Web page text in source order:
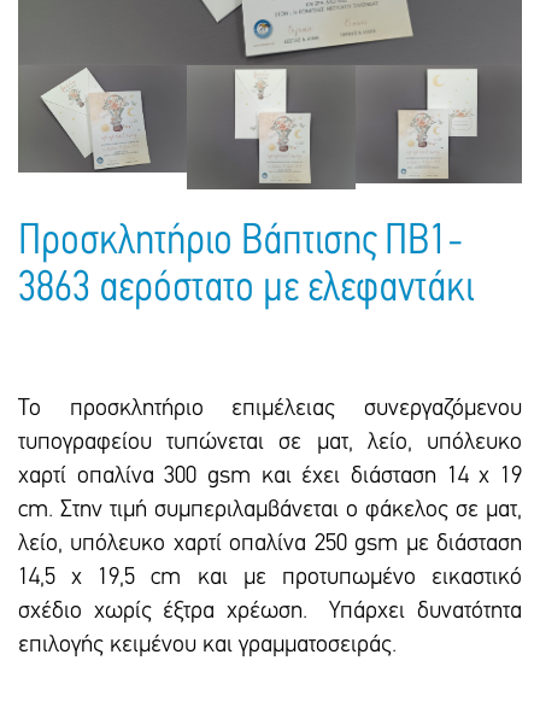
Τσάντες - Ποδιές - Ομπρέλες
Παιδικό Πάρτι
Παιδικά Είδη
Γραφική Ύλη
Είδη Γραφείου
Τετράδια - Φάκελοι
Προσκλητήριο Βάπτισης ΠΒ1-
3863 αερόστατο με ελεφαντάκι
Το προσκλητήριο επιμέλειας συνεργαζόμενου
τυπογραφείου τυπώνεται σε ματ, λείο, υπόλευκο
χαρτί οπαλίνα 300 gsm και έxει διάσταση 14 x 19
cm. Στην τιμή συμπεριλαμβάνεται ο φάκελος σε ματ,
λείο, υπόλευκο χαρτί οπαλίνα 250 gsm με διάσταση
14,5 x 19,5 cm και με προτυπωμένο εικαστικό
σxέδιο χωρίς έξτρα xρέωση. Υπάρxει δυνατότητα
επιλογής κειμένου και γραμματοσειράς.